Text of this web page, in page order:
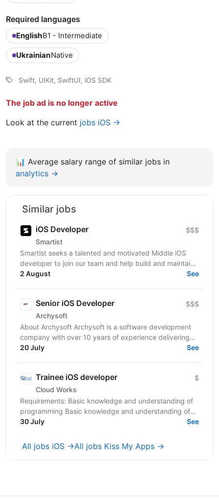
Required languages
EnglishB1 - Intermediate
UkrainianNative
Swift, UIKit, SwiftUI, iOS SDK
The job ad is no longer active
Look at the current jobs iOS →
📊 Average salary range of similar jobs in
analytics →
Similar jobs
iOS Developer
Smartist
$$$
Smartist seeks a talented and motivated Middle iOS
developer to join our team and help build and maintain
our mobile app. As a Middle iOS developer at...
2 August See
Senior iOS Developer
Archysoft
$$$
About Archysoft Archysoft is a software development
company with over 10 years of experience delivering
solutions to clients across the United States and...
20 July See
Trainee iOS developer
Cloud Works
$
Requirements: Basic knowledge and understanding of
programming Basic knowledge and understanding of
OOP Basic knowledge of Swift Basic knowledge of...
30 July See
All jobs iOS →All jobs Kiss My Apps →